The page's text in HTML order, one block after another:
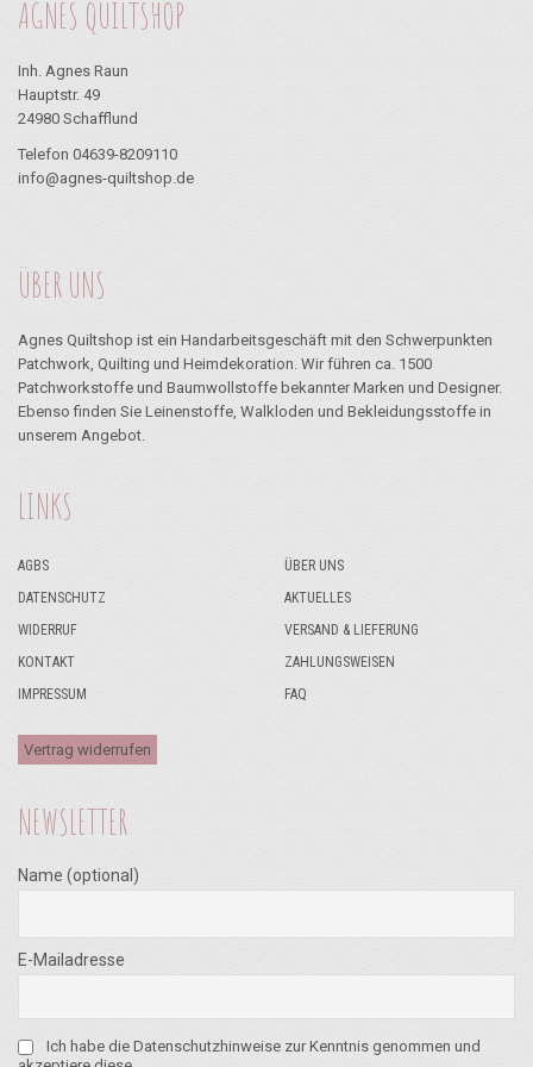
AGNES QUILTSHOP
Inh. Agnes Raun
Hauptstr. 49
24980 Schafflund
Telefon 04639-8209110
info@agnes-quiltshop.de
ÜBER UNS
Agnes Quiltshop ist ein Handarbeitsgeschäft mit den Schwerpunkten
Patchwork, Quilting und Heimdekoration. Wir führen ca. 1500
Patchworkstoffe und Baumwollstoffe bekannter Marken und Designer.
Ebenso finden Sie Leinenstoffe, Walkloden und Bekleidungsstoffe in
unserem Angebot.
LINKS
AGBS
DATENSCHUTZ
WIDERRUF
KONTAKT
IMPRESSUM
ÜBER UNS
AKTUELLES
VERSAND & LIEFERUNG
ZAHLUNGSWEISEN
FAQ
Vertrag widerrufen
NEWSLETTER
Name (optional)
E-Mailadresse
Ich habe die Datenschutzhinweise zur Kenntnis genommen und